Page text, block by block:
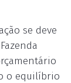
se deve
o equilíbrio